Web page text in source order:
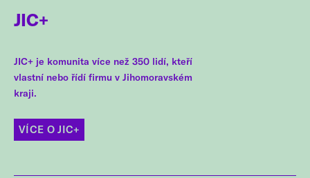
JIC+
JIC+ je komunita více než 350 lidí, kteří
vlastní nebo řídí firmu v Jihomoravském
kraji.
VÍCE O JIC+